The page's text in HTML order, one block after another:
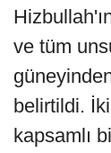
ve tüm
belirtildi.
kapsamlı